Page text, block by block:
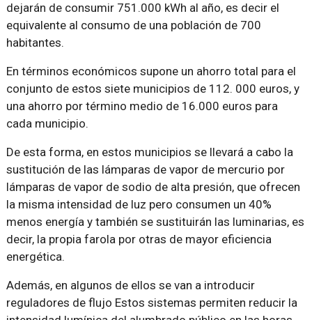
dejarán de consumir 751.000 kWh al año, es decir el
equivalente al consumo de una población de 700
habitantes.
En términos económicos supone un ahorro total para el
conjunto de estos siete municipios de 112. 000 euros, y
una ahorro por término medio de 16.000 euros para
cada municipio.
De esta forma, en estos municipios se llevará a cabo la
sustitución de las lámparas de vapor de mercurio por
lámparas de vapor de sodio de alta presión, que ofrecen
la misma intensidad de luz pero consumen un 40%
menos energía y también se sustituirán las luminarias, es
decir, la propia farola por otras de mayor eficiencia
energética.
Además, en algunos de ellos se van a introducir
reguladores de flujo Estos sistemas permiten reducir la